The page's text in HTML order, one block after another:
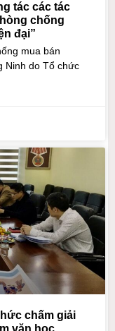
tác các tác
chống
đại”
mua bán
Ninh do Tổ chức
chấm giải
văn học,